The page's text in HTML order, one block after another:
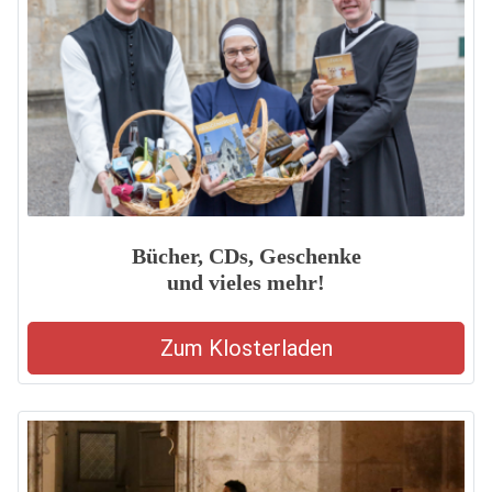
Bücher, CDs, Geschenke
und vieles mehr!
Zum Klosterladen